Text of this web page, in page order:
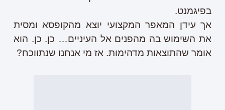
בפיגמנט.
אך עידן המאפר המקצועי יוצא מהקופסא ומסית
את השימוש בה מהפנים אל העיניים… כן. כן. הוא
אומר שהתוצאות מדהימות. אז מי אנחנו שנתווכח?